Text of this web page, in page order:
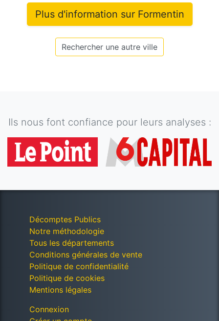
Plus d'information sur Formentin
Rechercher une autre ville
Ils nous font confiance pour leurs analyses :
Décomptes Publics
Notre méthodologie
Tous les départements
Conditions générales de vente
Politique de confidentialité
Politique de cookies
Mentions légales
Connexion